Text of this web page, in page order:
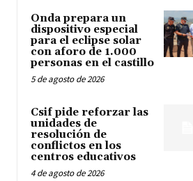
Onda prepara un
dispositivo especial
para el eclipse solar
con aforo de 1.000
personas en el castillo
5 de agosto de 2026
Csif pide reforzar las
unidades de
resolución de
conflictos en los
centros educativos
4 de agosto de 2026